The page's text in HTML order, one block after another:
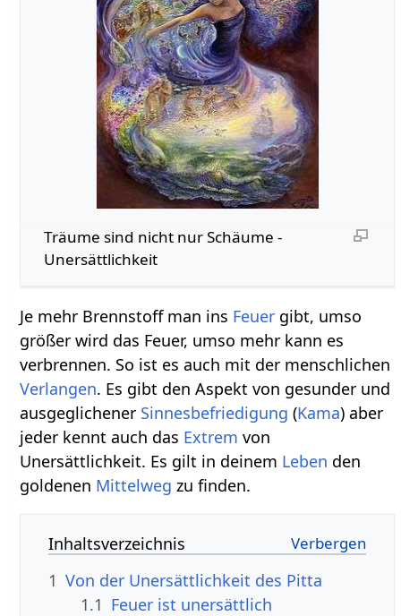
Träume sind nicht nur Schäume -
Unersättlichkeit
Je mehr Brennstoff man ins Feuer gibt, umso
größer wird das Feuer, umso mehr kann es
verbrennen. So ist es auch mit der menschlichen
Verlangen. Es gibt den Aspekt von gesunder und
ausgeglichener Sinnesbefriedigung (Kama) aber
jeder kennt auch das Extrem von
Unersättlichkeit. Es gilt in deinem Leben den
goldenen Mittelweg zu finden.
Inhaltsverzeichnis
1 Von der Unersättlichkeit des Pitta
1.1 Feuer ist unersättlich